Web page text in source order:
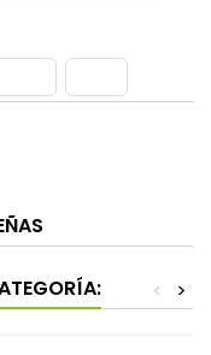
>
<